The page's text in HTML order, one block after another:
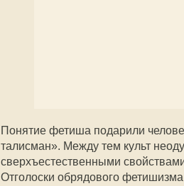
Понятие фетиша подарили
талисман». Между тем культ
сверхъестественными
Отголоски обрядового